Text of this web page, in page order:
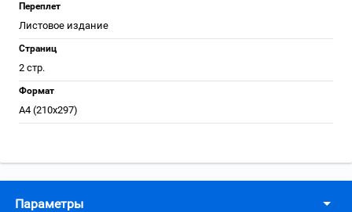
Переплет
Листовое издание
Страниц
2 стр.
Формат
А4 (210x297)
Параметры